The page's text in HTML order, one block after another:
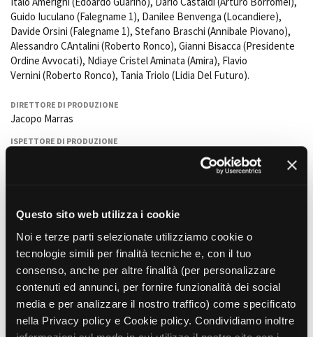
Questo sito web utilizza i cookie
Noi e terze parti selezionate utilizziamo cookie o
tecnologie simili per finalità tecniche e, con il tuo
consenso, anche per altre finalità (per personalizzare
contenuti ed annunci, per fornire funzionalità dei social
media e per analizzare il nostro traffico) come specificato
nella Privacy policy e Cookie policy. Condividiamo inoltre
Guido Iuculano (Falegname 1), Danilee Benvenga (Locandiere),
Davide Orsini (Falegname 1), Stefano Braschi (Annibale Piovano),
Alessandro CAntalini (Roberto Ronco), Gianni Bisacca (Presidente
Ordine Avvocati), Ndiaye Cristel Aminata (Amira), Flavio
Vernini (Roberto Ronco), Tania Triolo (Lidia Del Futuro).
DIRETTORE DI PRODUZIONE
Jacopo Marras
ISPETTORE DI PRODUZIONE
(Torino)
PRODUTTORE
PRODUZIONE
con il sostegno di Film Commission Torino Piemonte
ARREDAMENTO